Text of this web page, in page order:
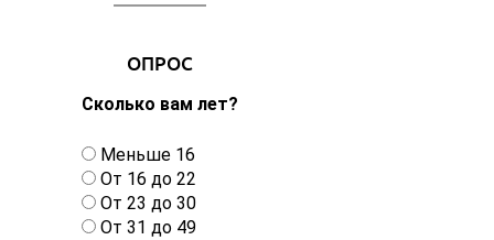
ОПРОС
Сколько вам лет?
В
а
р
и
Меньше 16
От 16 до 22
От 23 до 30
От 31 до 49